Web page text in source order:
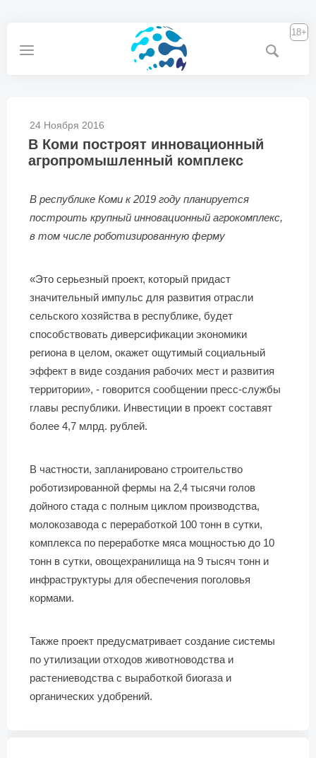
18+
24 Ноября 2016
В Коми построят инновационный
агропромышленный комплекс
В республике Коми к 2019 году планируется
построить крупный инновационный агрокомплекс,
в том числе роботизированную ферму
«Это серьезный проект, который придаст
значительный импульс для развития отрасли
сельского хозяйства в республике, будет
способствовать диверсификации экономики
региона в целом, окажет ощутимый социальный
эффект в виде создания рабочих мест и развития
территории», - говорится сообщении пресс-службы
главы республики. Инвестиции в проект составят
более 4,7 млрд. рублей.
В частности, запланировано строительство
роботизированной фермы на 2,4 тысячи голов
дойного стада с полным циклом производства,
молокозавода с переработкой 100 тонн в сутки,
комплекса по переработке мяса мощностью до 10
тонн в сутки, овощехранилища на 9 тысяч тонн и
инфраструктуры для обеспечения поголовья
кормами.
Также проект предусматривает создание системы
по утилизации отходов животноводства и
растениеводства с выработкой биогаза и
органических удобрений.